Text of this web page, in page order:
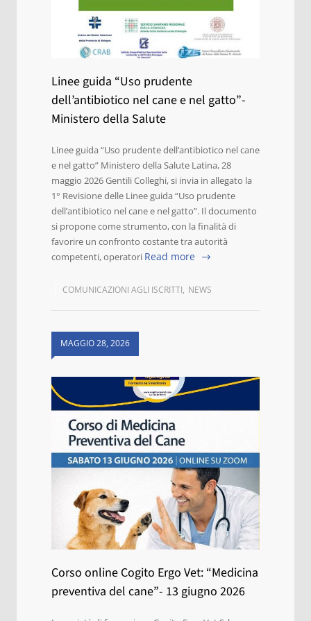
Linee guida “Uso prudente
dell’antibiotico nel cane e nel gatto”-
Ministero della Salute
Linee guida “Uso prudente dell’antibiotico nel cane
e nel gatto” Ministero della Salute Latina, 28
maggio 2026 Gentili Colleghi, si invia in allegato la
1° Revisione delle Linee guida “Uso prudente
dell’antibiotico nel cane e nel gatto”. Il documento
si propone come strumento, con la finalità di
favorire un confronto costante tra autorità
competenti, operatori Read more
COMUNICAZIONI AGLI ISCRITTI, NEWS
MAGGIO 28, 2026
Corso online Cogito Ergo Vet: “Medicina
preventiva del cane”- 13 giugno 2026